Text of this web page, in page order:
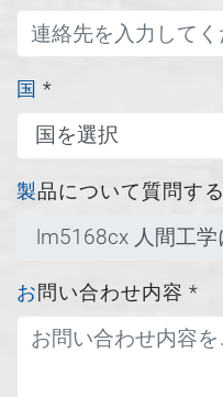
*
製品について質問する
お問い合わせ内容 *